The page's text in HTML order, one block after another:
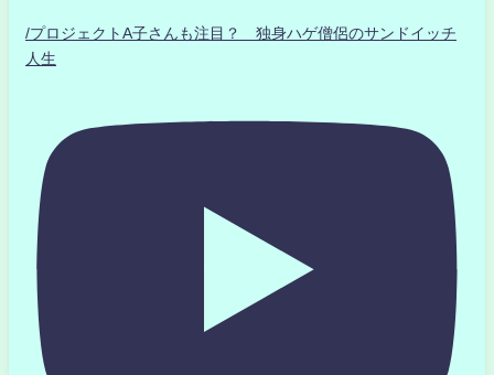
/プロジェクトA子さんも注目？ 独身ハゲ僧侶のサンドイッチ
人生